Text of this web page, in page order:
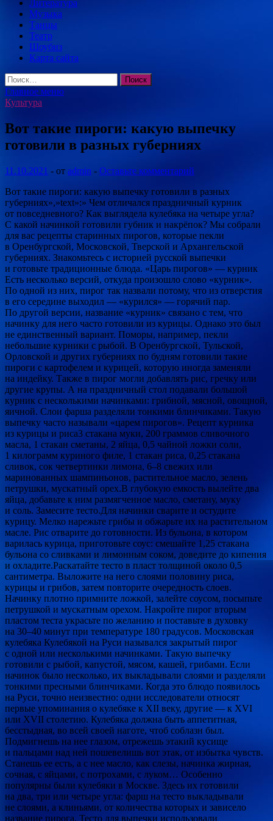
Литература
Музыка
Танцы
Театр
Шоубиз
Карта сайта
Найти:
Главное меню
Культура
Вот такие пироги: какую выпечку
готовили в разных губерниях
11.10.2021 - от admin - Оставьте комментарий
Вот такие пироги: какую выпечку готовили в разных
губерниях»,»text»:» Чем отличался праздничный курник
от повседневного? Как выглядела кулебяка на четыре угла?
С какой начинкой готовили губник и накрёпок? Мы собрали
для вас рецепты старинных пирогов, которые пекли
в Оренбургской, Московской, Тверской и Архангельской
губерниях. Знакомьтесь с историей русской выпечки
и готовьте традиционные блюда. «Царь пирогов» — курник
Есть несколько версий, откуда произошло слово «курник».
По одной из них, пирог так назвали потому, что из отверстия
в его середине выходил — «курился» — горячий пар.
По другой версии, название «курник» связано с тем, что
начинку для него часто готовили из курицы. Однако это был
не единственный вариант. Поморы, например, пекли
небольшие курники с рыбой. В Оренбургской, Тульской,
Орловской и других губерниях по будням готовили такие
пироги с картофелем и курицей, которую иногда заменяли
на индейку. Также в пирог могли добавлять рис, гречку или
другие крупы. А на праздничный стол подавали большой
курник с несколькими начинками: грибной, мясной, овощной,
яичной. Слои фарша разделяли тонкими блинчиками. Такую
выпечку часто называли «царем пирогов». Рецепт курника
из курицы и риса3 стакана муки, 200 граммов сливочного
масла, 1 стакан сметаны, 2 яйца, 0,5 чайной ложки соли,
1 килограмм куриного филе, 1 стакан риса, 0,25 стакана
сливок, сок четвертинки лимона, 6–8 свежих или
маринованных шампиньонов, растительное масло, зелень
петрушки, мускатный орех.В глубокую емкость вылейте два
яйца, добавьте к ним размягченное масло, сметану, муку
и соль. Замесите тесто.Для начинки сварите и остудите
курицу. Мелко нарежьте грибы и обжарьте их на растительном
масле. Рис отварите до готовности. Из бульона, в котором
варилась курица, приготовьте соус: смешайте 1,25 стакана
бульона со сливками и лимонным соком, доведите до кипения
и охладите.Раскатайте тесто в пласт толщиной около 0,5
сантиметра. Выложите на него слоями половину риса,
курицы и грибов, затем повторите очередность слоев.
Начинку плотно примните ложкой, залейте соусом, посыпьте
петрушкой и мускатным орехом. Накройте пирог вторым
пластом теста украсьте по желанию и поставьте в духовку
на 30–40 минут при температуре 180 градусов. Московская
кулебяка Кулебякой на Руси назывался закрытый пирог
с одной или несколькими начинками. Такую выпечку
готовили с рыбой, капустой, мясом, кашей, грибами. Если
начинок было несколько, их выкладывали слоями и разделяли
тонкими пресными блинчиками. Когда это блюдо появилось
на Руси, точно неизвестно: одни исследователи относят
первые упоминания о кулебяке к XII веку, другие — к XVI
или XVII столетию. Кулебяка должна быть аппетитная,
бесстыдная, во всей своей наготе, чтоб соблазн был.
Подмигнешь на нее глазом, отрежешь этакий кусище
и пальцами над ней пошевелишь вот этак, от избытка чувств.
Станешь ее есть, а с нее масло, как слезы, начинка жирная,
сочная, с яйцами, с потрохами, с луком… Особенно
популярны были кулебяки в Москве. Здесь их готовили
на два, три или четыре угла: фарш на тесто выкладывали
не слоями, а клиньями, от количества которых и зависело
название пирога. Тесто для выпечки использовали